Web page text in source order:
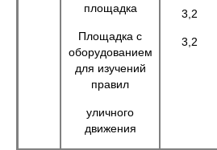
площадка
Площадка с
оборудованием
для изучений
правил
уличного
движения
3,2
3,2